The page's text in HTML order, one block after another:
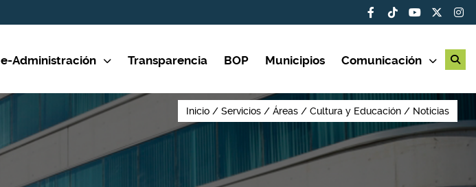
e-Administración Transparencia BOP Municipios Comunicación
Inicio Servicios Áreas Cultura y Educación Noticias